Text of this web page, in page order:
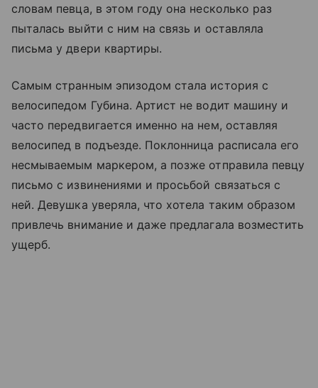
словам певца, в этом году она несколько раз
пыталась выйти с ним на связь и оставляла
письма у двери квартиры.
Самым странным эпизодом стала история с
велосипедом Губина. Артист не водит машину и
часто передвигается именно на нем, оставляя
велосипед в подъезде. Поклонница расписала его
несмываемым маркером, а позже отправила певцу
письмо с извинениями и просьбой связаться с
ней. Девушка уверяла, что хотела таким образом
привлечь внимание и даже предлагала возместить
ущерб.